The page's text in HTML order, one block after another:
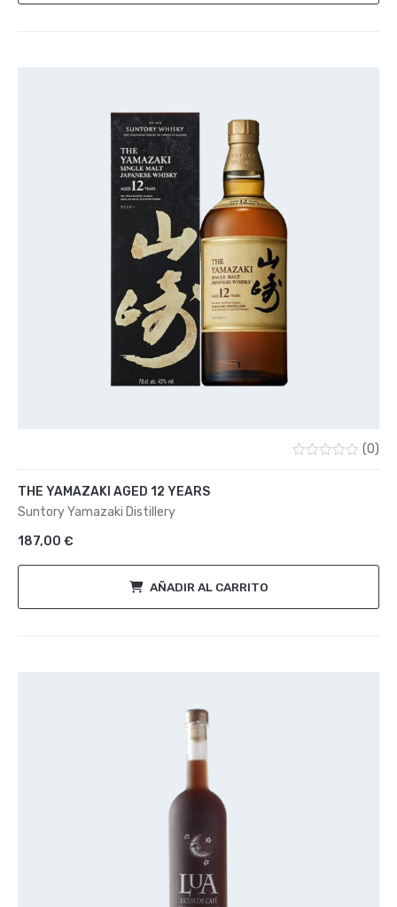
(0)
THE YAMAZAKI AGED 12 YEARS
Suntory Yamazaki Distillery
187,00 €
AÑADIR AL CARRITO